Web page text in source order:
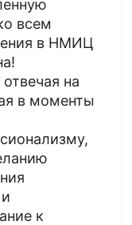
всем
в НМИЦ
на
в моменты
к